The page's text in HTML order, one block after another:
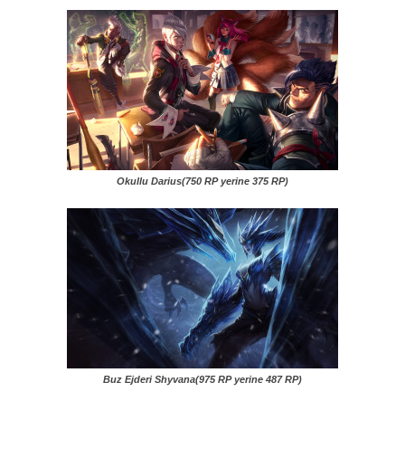
Okullu Darius(750 RP yerine 375 RP)
Buz Ejderi Shyvana(975 RP yerine 487 RP)